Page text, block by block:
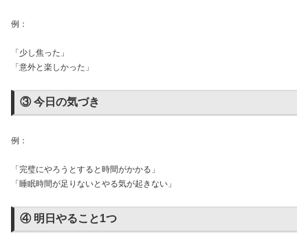
例：
「少し焦った」
「意外と楽しかった」
③ 今日の気づき
例：
「完璧にやろうとすると時間がかかる」
「睡眠時間が足りないとやる気が起きない」
④ 明日やること1つ